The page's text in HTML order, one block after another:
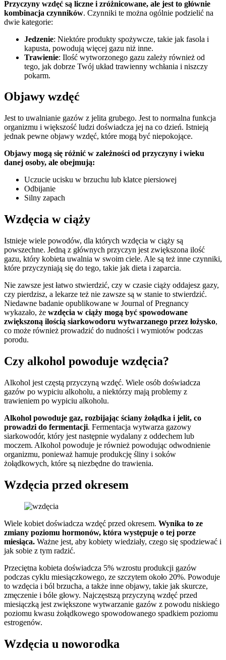
Przyczyny wzdęć są liczne i zróżnicowane, ale jest to głównie
kombinacja czynników. Czynniki te można ogólnie podzielić na
dwie kategorie:
Jedzenie: Niektóre produkty spożywcze, takie jak fasola i
kapusta, powodują więcej gazu niż inne.
Trawienie: Ilość wytworzonego gazu zależy również od
tego, jak dobrze Twój układ trawienny wchłania i niszczy
pokarm.
Objawy wzdęć
Jest to uwalnianie gazów z jelita grubego. Jest to normalna funkcja
organizmu i większość ludzi doświadcza jej na co dzień. Istnieją
jednak pewne objawy wzdęć, które mogą być niepokojące.
Objawy mogą się różnić w zależności od przyczyny i wieku
danej osoby, ale obejmują:
Uczucie ucisku w brzuchu lub klatce piersiowej
Odbijanie
Silny zapach
Wzdęcia w ciąży
Istnieje wiele powodów, dla których wzdęcia w ciąży są
powszechne. Jedną z głównych przyczyn jest zwiększona ilość
gazu, który kobieta uwalnia w swoim ciele. Ale są też inne czynniki,
które przyczyniają się do tego, takie jak dieta i zaparcia.
Nie zawsze jest łatwo stwierdzić, czy w czasie ciąży oddajesz gazy,
czy pierdzisz, a lekarze też nie zawsze są w stanie to stwierdzić.
Niedawne badanie opublikowane w Journal of Pregnancy
wykazało, że wzdęcia w ciąży mogą być spowodowane
zwiększoną ilością siarkowodoru wytwarzanego przez łożysko,
co może również prowadzić do nudności i wymiotów podczas
porodu.
Czy alkohol powoduje wzdęcia?
Alkohol jest częstą przyczyną wzdęć. Wiele osób doświadcza
gazów po wypiciu alkoholu, a niektórzy mają problemy z
trawieniem po wypiciu alkoholu.
Alkohol powoduje gaz, rozbijając ściany żołądka i jelit, co
prowadzi do fermentacji. Fermentacja wytwarza gazowy
siarkowodór, który jest następnie wydalany z oddechem lub
moczem. Alkohol powoduje je również powodując odwodnienie
organizmu, ponieważ hamuje produkcję śliny i soków
żołądkowych, które są niezbędne do trawienia.
Wzdęcia przed okresem
Wiele kobiet doświadcza wzdęć przed okresem. Wynika to ze
zmiany poziomu hormonów, która występuje o tej porze
miesiąca. Ważne jest, aby kobiety wiedziały, czego się spodziewać i
jak sobie z tym radzić.
Przeciętna kobieta doświadcza 5% wzrostu produkcji gazów
podczas cyklu miesiączkowego, ze szczytem około 20%. Powoduje
to wzdęcia i ból brzucha, a także inne objawy, takie jak skurcze,
zmęczenie i bóle głowy. Najczęstszą przyczyną wzdęć przed
miesiączką jest zwiększone wytwarzanie gazów z powodu niskiego
poziomu kwasu żołądkowego spowodowanego spadkiem poziomu
estrogenów.
Wzdęcia u noworodka